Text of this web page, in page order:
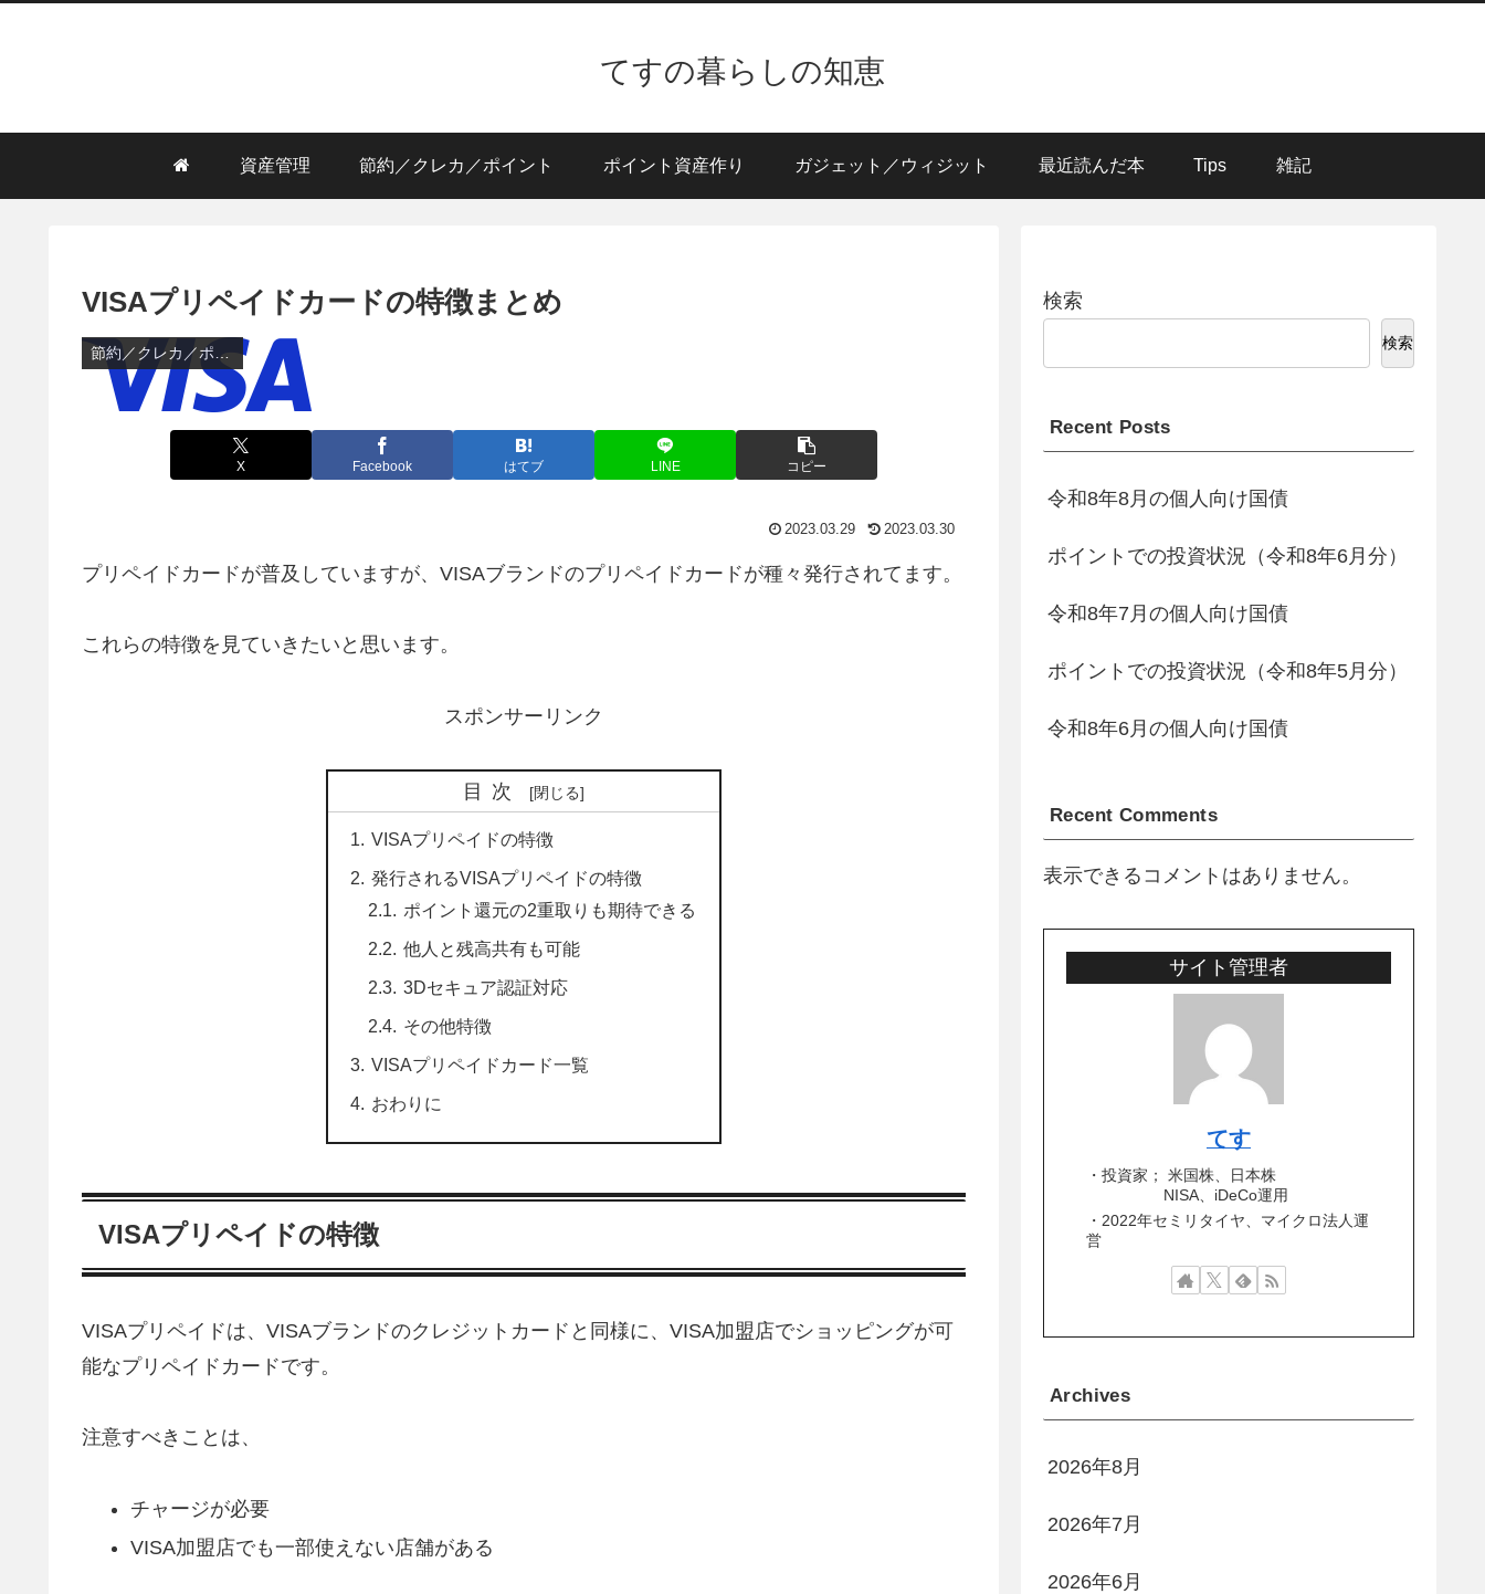
てすの暮らしの知恵
資産管理 節約／クレカ／ポイント ポイント資産作り ガジェット／ウィジット 最近読んだ本 Tips 雑記
VISAプリペイドカードの特徴まとめ
節約／クレカ／ポイント
X Facebook はてブ LINE コピー
2023.03.29 2023.03.30
プリペイドカードが普及していますが、VISAブランドのプリペイドカードが種々発行されてます。
これらの特徴を見ていきたいと思います。
スポンサーリンク
目次
VISAプリペイドの特徴
発行されるVISAプリペイドの特徴
ポイント還元の2重取りも期待できる
他人と残高共有も可能
3Dセキュア認証対応
その他特徴
VISAプリペイドカード一覧
おわりに
VISAプリペイドの特徴
VISAプリペイドは、VISAブランドのクレジットカードと同様に、VISA加盟店でショッピングが可
能なプリペイドカードです。
注意すべきことは、
チャージが必要
VISA加盟店でも一部使えない店舗がある
検索
検索
Recent Posts
令和8年8月の個人向け国債
ポイントでの投資状況（令和8年6月分）
令和8年7月の個人向け国債
ポイントでの投資状況（令和8年5月分）
令和8年6月の個人向け国債
Recent Comments
表示できるコメントはありません。
サイト管理者
てす
・投資家； 米国株、日本株
NISA、iDeCo運用
・2022年セミリタイヤ、マイクロ法人運
営
Archives
2026年8月
2026年7月
2026年6月